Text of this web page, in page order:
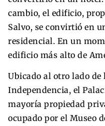
cambio, el edificio,
Salvo, se convirtió en
residencial. En un
edificio más alto de
Ubicado al otro lado de
Independencia, el
mayoría propiedad
ocupado por el Museo